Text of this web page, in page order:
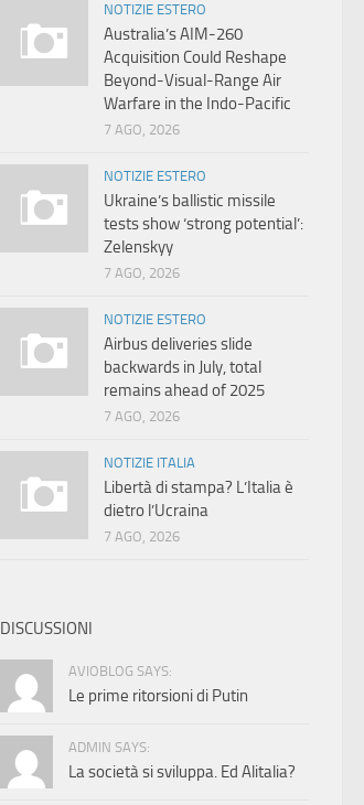
NOTIZIE ESTERO
Australia’s AIM-260
Acquisition Could Reshape
Beyond-Visual-Range Air
Warfare in the Indo-Pacific
7 AGO, 2026
NOTIZIE ESTERO
Ukraine’s ballistic missile
tests show ‘strong potential’:
Zelenskyy
7 AGO, 2026
NOTIZIE ESTERO
Airbus deliveries slide
backwards in July, total
remains ahead of 2025
7 AGO, 2026
NOTIZIE ITALIA
Libertà di stampa? L’Italia è
dietro l’Ucraina
7 AGO, 2026
DISCUSSIONI
AVIOBLOG SAYS:
Le prime ritorsioni di Putin
ADMIN SAYS:
La società si sviluppa. Ed Alitalia?